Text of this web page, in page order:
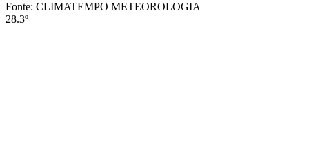
Fonte: CLIMATEMPO METEOROLOGIA
28.3º